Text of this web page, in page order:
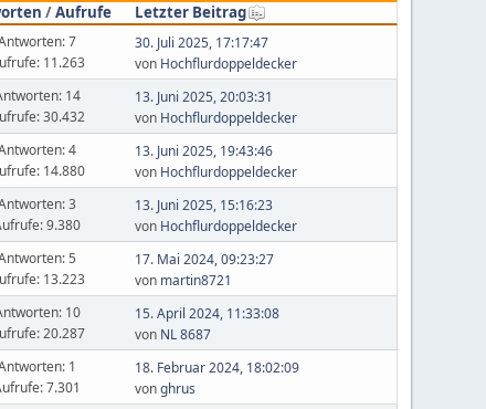
/Aufrufe
Letzter Beitrag
7
11.263
30. Juli 2025, 17:17:47
von Hochflurdoppeldecker
14
30.432
13. Juni 2025, 20:03:31
von Hochflurdoppeldecker
4
14.880
13. Juni 2025, 19:43:46
von Hochflurdoppeldecker
3
9.380
13. Juni 2025, 15:16:23
von Hochflurdoppeldecker
5
13.223
17. Mai 2024, 09:23:27
von martin8721
10
20.287
15. April 2024, 11:33:08
von NL 8687
1
7.301
18. Februar 2024, 18:02:09
vonghrus